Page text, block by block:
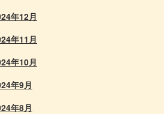
年12月
年11月
年10月
年9月
年8月